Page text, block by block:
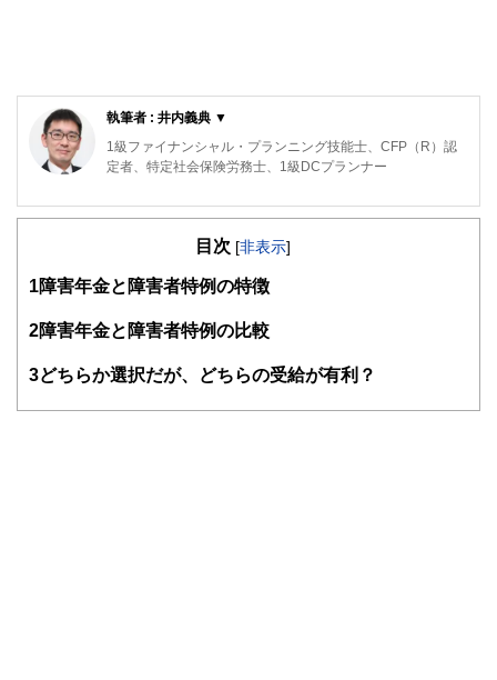
執筆者 : 井内義典 ▼
1級ファイナンシャル・プランニング技能士、CFP（R）認
定者、特定社会保険労務士、1級DCプランナー
専門は公的年金で、活動拠点は横浜。これまで公的年金につ
ほか、社労士向け・FP向け・地方自治体職員向けの教育研
定ＦＰ（https://fpsdn.net/fp/yinouchi/
目次 [非表示]
1 障害年金と障害者特例の特徴
2障害年金と障害者特例の比較
3どちらか選択だが、どちらの受給が有利？